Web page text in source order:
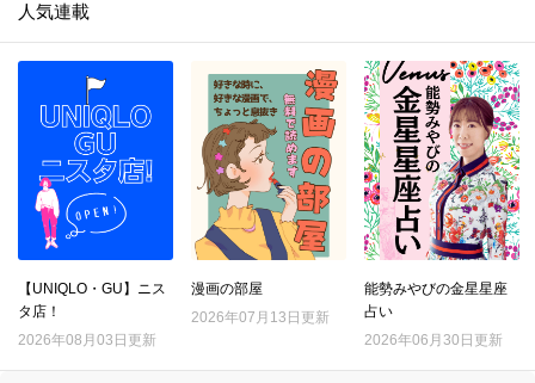
人気連載
【UNIQLO・GU】ニス
タ店！
2026年08月03日更新
漫画の部屋
2026年07月13日更新
能勢みやびの金星星座
占い
2026年06月30日更新